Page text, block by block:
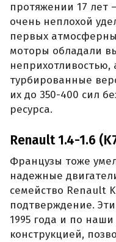
протяжении 17 лет
очень неплохой
первых
моторы обладали
неприхотливостью,
турбированные
их до 350-400 сил
ресурса.
Renault 1.4-1.6
Французы тоже
надежные
семейство Renault
подтверждение.
1995 года и по
конструкцией,